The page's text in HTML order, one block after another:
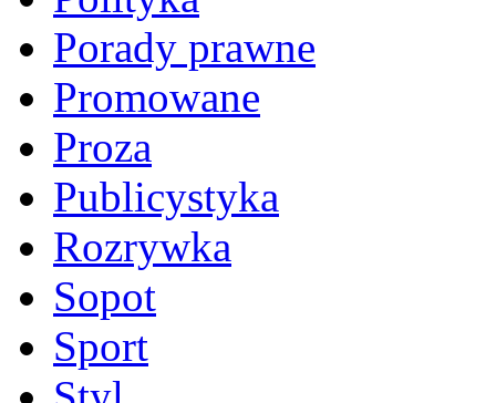
Porady prawne
Promowane
Proza
Publicystyka
Rozrywka
Sopot
Sport